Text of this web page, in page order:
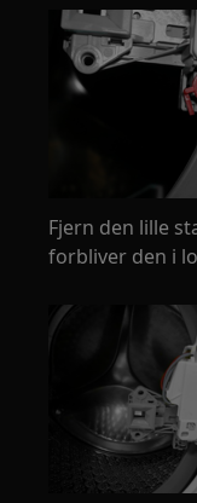
Fjern den lille
forbliver den i